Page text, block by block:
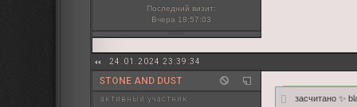
Последний визит:
Вчера 18:57:03
24.01.2024 23:39:34
STONE AND DUST
активный участник
засчитано ✨